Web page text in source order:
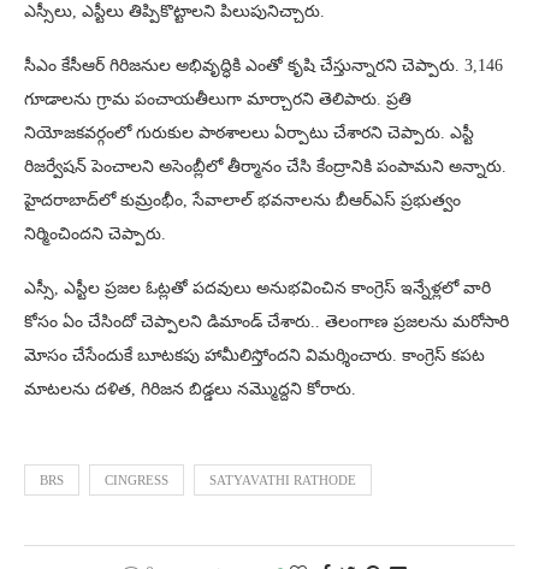
ఎస్సీలు, ఎస్టీలు తిప్పికొట్టాలని పిలుపునిచ్చారు.
సీఎం కేసీఆర్ గిరిజనుల అభివృద్ధికి ఎంతో కృషి చేస్తున్నారని చెప్పారు. 3,146
గూడాలను గ్రామ పంచాయతీలుగా మార్చారని తెలిపారు. ప్రతి
నియోజకవర్గంలో గురుకుల పాఠశాలలు ఏర్పాటు చేశారని చెప్పారు. ఎస్టీ
రిజర్వేషన్‌ పెంచాలని అసెంబ్లీలో తీర్మానం చేసి కేంద్రానికి పంపామని అన్నారు.
హైదరాబాద్‌లో కుమ్రంభీం, సేవాలాల్‌ భవనాలను బీఆర్‌ఎస్ ప్రభుత్వం
నిర్మించిందని చెప్పారు.
ఎస్సీ, ఎస్టీల ప్రజల ఓట్లతో పదవులు అనుభవించిన కాంగ్రెస్ ఇన్నేళ్లలో వారి
కోసం ఏం చేసిందో చెప్పాలని డిమాండ్ చేశారు.. తెలంగాణ ప్రజలను మరోసారి
మోసం చేసేందుకే బూటకపు హామీలిస్తోందని విమర్శించారు. కాంగ్రెస్‌ కపట
మాటలను దళిత, గిరిజన బిడ్డలు నమ్మొద్దని కోరారు.
BRS CINGRESS SATYAVATHI RATHODE